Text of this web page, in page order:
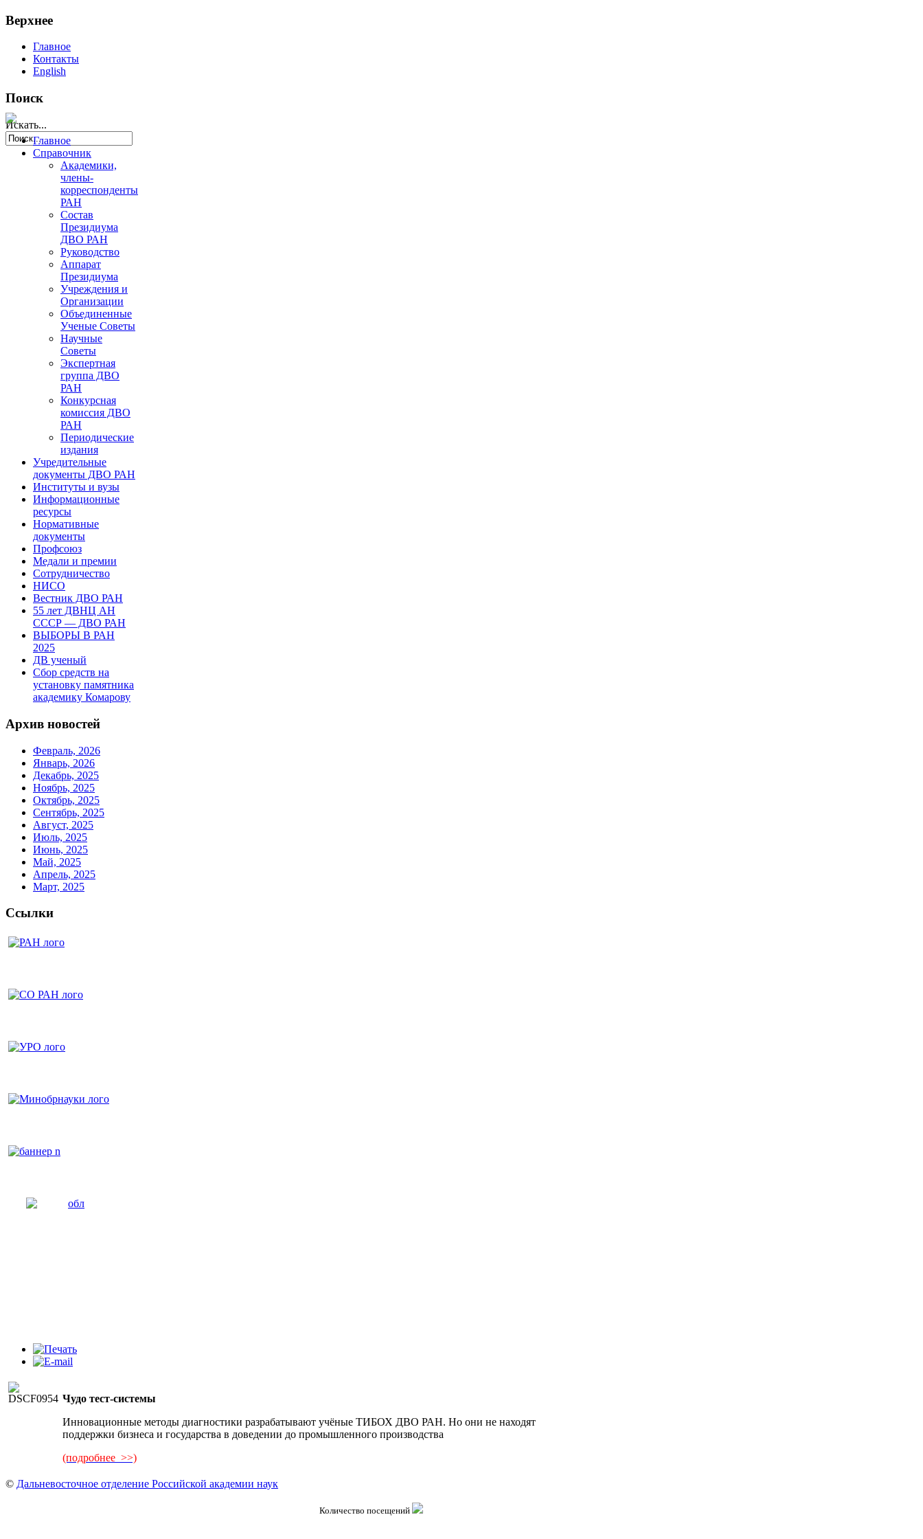
Верхнее
Главное
Контакты
English
Поиск
Искать...
Главное
Справочник
Академики,
члены-
корреспонденты
РАН
Состав
Президиума
ДВО РАН
Руководство
Аппарат
Президиума
Учреждения и
Организации
Объединенные
Ученые Советы
Научные
Советы
Экспертная
группа ДВО
РАН
Конкурсная
комиссия ДВО
РАН
Периодические
издания
Учредительные
документы ДВО РАН
Институты и вузы
Информационные
ресурсы
Нормативные
документы
Профсоюз
Медали и премии
Сотрудничество
НИСО
Вестник ДВО РАН
55 лет ДВНЦ АН
СССР — ДВО РАН
ВЫБОРЫ В РАН
2025
ДВ ученый
Сбор средств на
установку памятника
академику Комарову
Архив новостей
Февраль, 2026
Январь, 2026
Декабрь, 2025
Ноябрь, 2025
Октябрь, 2025
Сентябрь, 2025
Август, 2025
Июль, 2025
Июнь, 2025
Май, 2025
Апрель, 2025
Март, 2025
Ссылки
Чудо тест-системы
Инновационные методы диагностики разрабатывают учёные ТИБОХ ДВО РАН. Но они не находят
поддержки бизнеса и государства в доведении до промышленного производства
(подробнее >>)
© Дальневосточное отделение Российской академии наук
Количество посещений